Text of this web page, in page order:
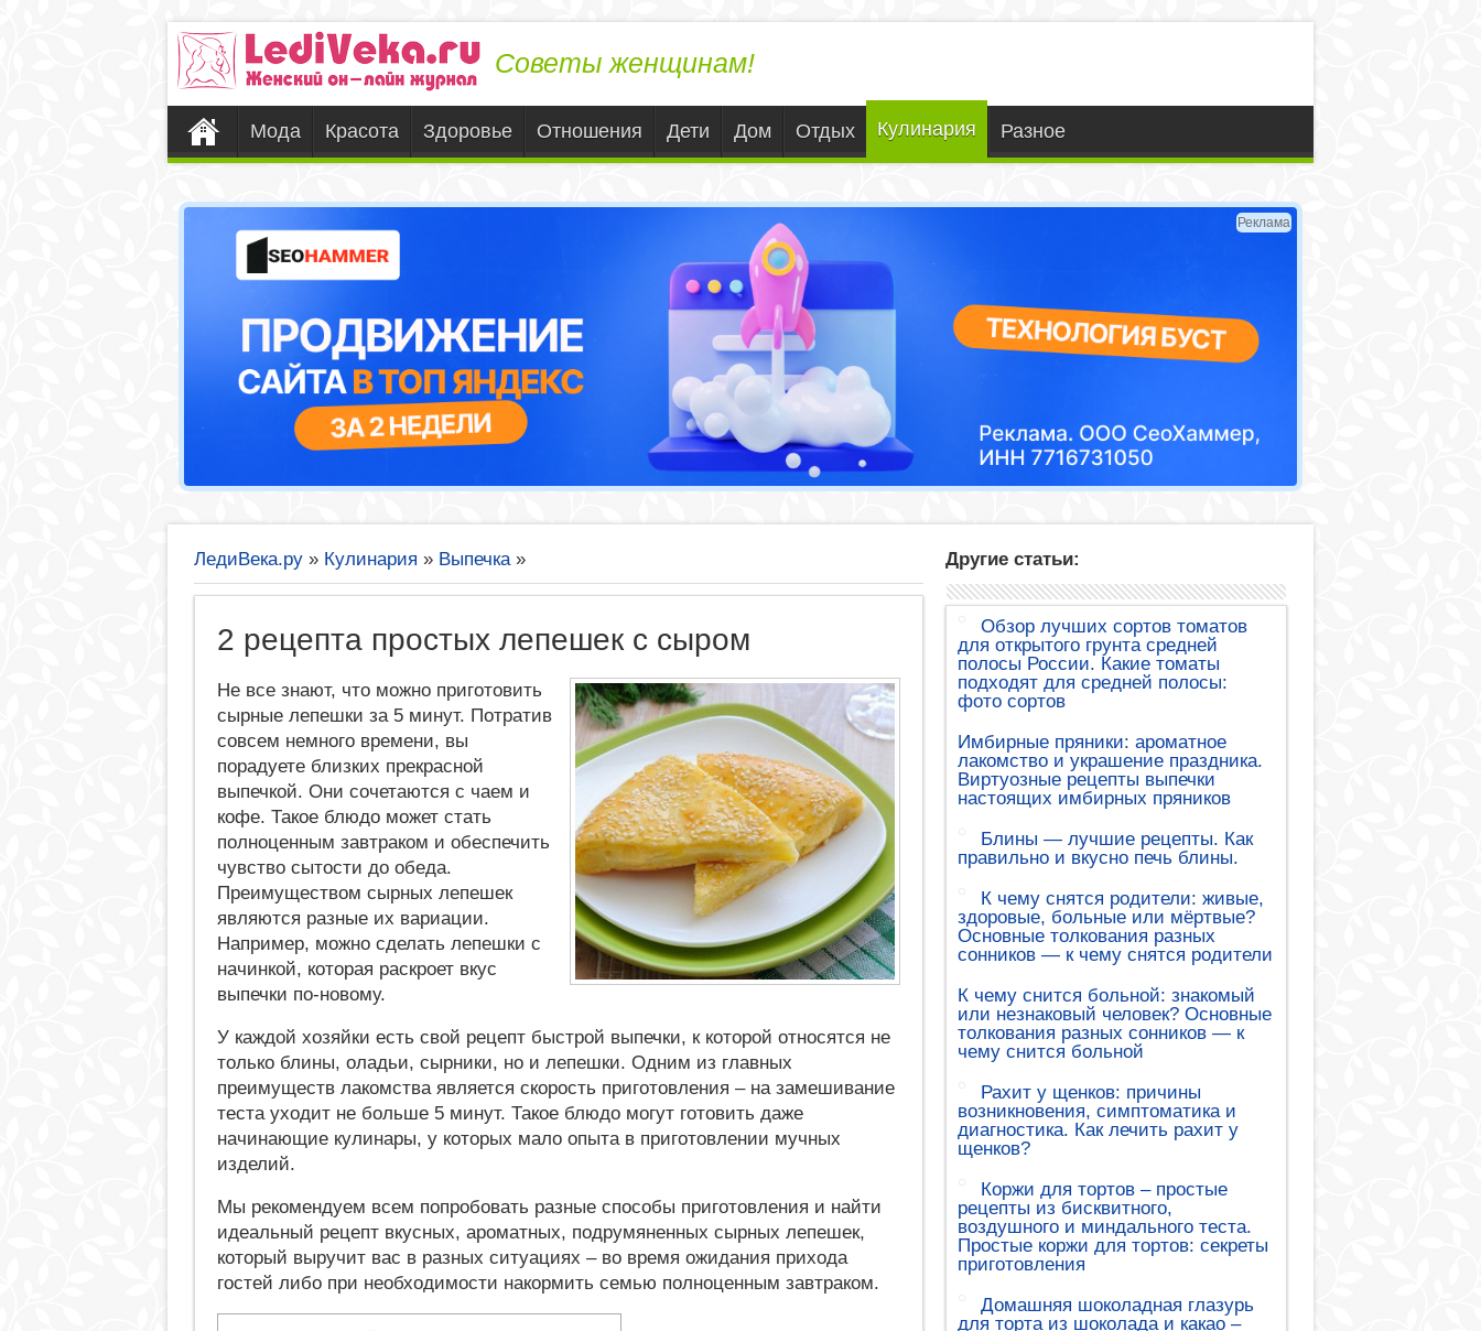
Советы женщинам!
Мода Красота Здоровье Отношения Дети Дом Отдых Кулинария Разное
Реклама
ЛедиВека.ру » Кулинария » Выпечка »
2 рецепта простых лепешек с сыром
Не все знают, что можно приготовить
сырные лепешки за 5 минут. Потратив
совсем немного времени, вы
порадуете близких прекрасной
выпечкой. Они сочетаются с чаем и
кофе. Такое блюдо может стать
полноценным завтраком и обеспечить
чувство сытости до обеда.
Преимуществом сырных лепешек
являются разные их вариации.
Например, можно сделать лепешки с
начинкой, которая раскроет вкус
выпечки по-новому.
У каждой хозяйки есть свой рецепт быстрой выпечки, к которой относятся не
только блины, оладьи, сырники, но и лепешки. Одним из главных
преимуществ лакомства является скорость приготовления – на замешивание
теста уходит не больше 5 минут. Такое блюдо могут готовить даже
начинающие кулинары, у которых мало опыта в приготовлении мучных
изделий.
Мы рекомендуем всем попробовать разные способы приготовления и найти
идеальный рецепт вкусных, ароматных, подрумяненных сырных лепешек,
который выручит вас в разных ситуациях – во время ожидания прихода
гостей либо при необходимости накормить семью полноценным завтраком.
Другие статьи:
Обзор лучших сортов томатов
для открытого грунта средней
полосы России. Какие томаты
подходят для средней полосы:
фото сортов
Имбирные пряники: ароматное
лакомство и украшение праздника.
Виртуозные рецепты выпечки
настоящих имбирных пряников
Блины — лучшие рецепты. Как
правильно и вкусно печь блины.
К чему снятся родители: живые,
здоровые, больные или мёртвые?
Основные толкования разных
сонников — к чему снятся родители
К чему снится больной: знакомый
или незнаковый человек? Основные
толкования разных сонников — к
чему снится больной
Рахит у щенков: причины
возникновения, симптоматика и
диагностика. Как лечить рахит у
щенков?
Коржи для тортов – простые
рецепты из бисквитного,
воздушного и миндального теста.
Простые коржи для тортов: секреты
приготовления
Домашняя шоколадная глазурь
для торта из шоколада и какао –